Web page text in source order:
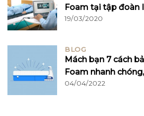
Foam tại tập đoàn
19/03/2020
BLOG
Mách bạn 7 cách
Foam nhanh
04/04/2022